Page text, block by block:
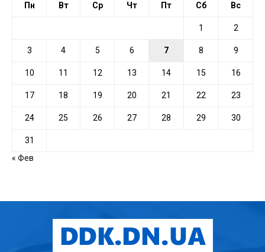
Пн Вт Ср Чт Пт Сб Вс
1 2
3 4 5 6 7 8 9
10 11 12 13 14 15 16
17 18 19 20 21 22 23
24 25 26 27 28 29 30
31
« Фев